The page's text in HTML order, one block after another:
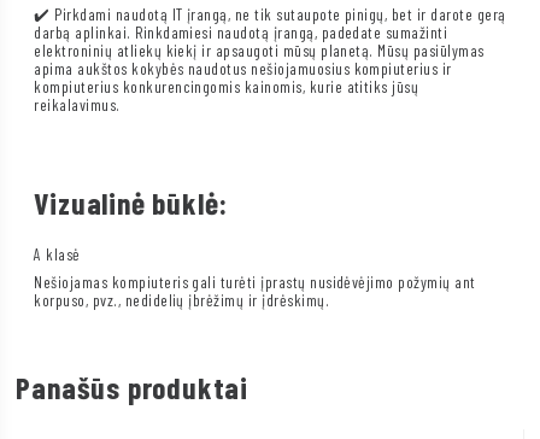
✔️ Pirkdami naudotą IT įrangą, ne tik sutaupote pinigų, bet ir darote gerą
darbą aplinkai. Rinkdamiesi naudotą įrangą, padedate sumažinti
elektroninių atliekų kiekį ir apsaugoti mūsų planetą. Mūsų pasiūlymas
apima aukštos kokybės naudotus nešiojamuosius kompiuterius ir
kompiuterius konkurencingomis kainomis, kurie atitiks jūsų
reikalavimus.
Vizualinė būklė:
A klasė
Nešiojamas kompiuteris gali turėti įprastų nusidėvėjimo požymių ant
korpuso, pvz., nedidelių įbrėžimų ir įdrėskimų.
Panašūs produktai